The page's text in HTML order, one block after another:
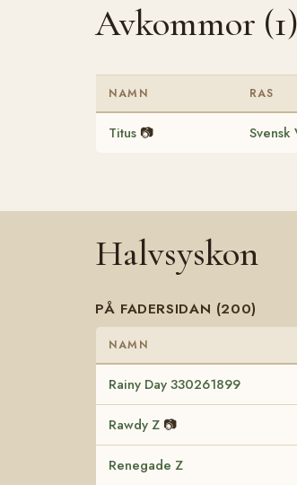
Avkommor (1)
NAMN RAS
Titus 📷 Svensk
Halvsyskon
PÅ FADERSIDAN (200)
NAMN
Rainy Day 330261899
Rawdy Z 📷
Renegade Z